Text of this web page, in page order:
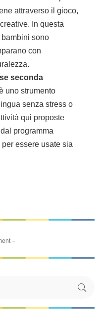
attraverso il gioco,
In questa
sono
con
seconda
uno strumento
senza stress o
qui proposte
programma
essere usate sia
–